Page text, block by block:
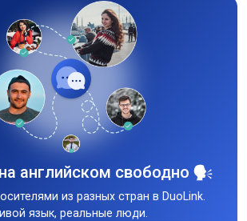
английском свободно
из разных стран в DuoLink.
язык, реальные люди.